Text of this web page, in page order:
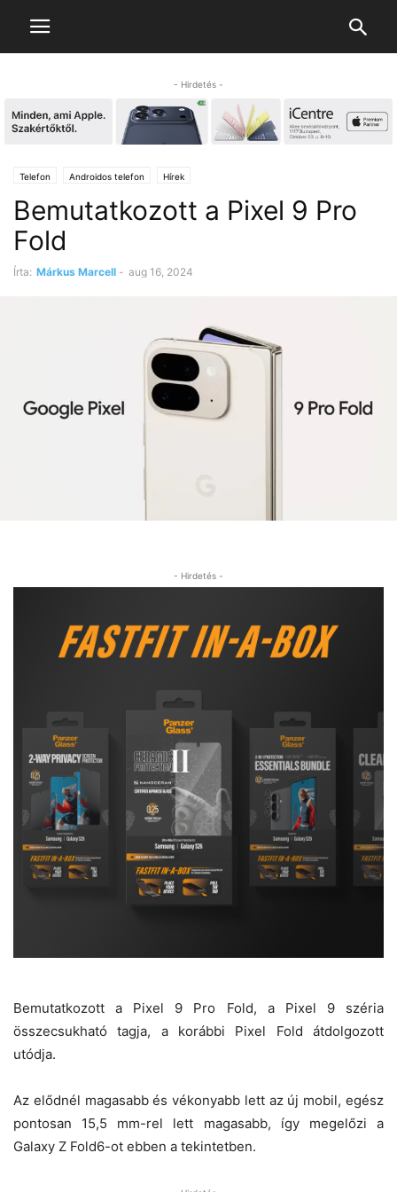
- Hirdetés -
Telefon Androidos telefon Hírek
Bemutatkozott a Pixel 9 Pro
Fold
Írta: Márkus Marcell - aug 16, 2024
- Hirdetés -
Bemutatkozott a Pixel 9 Pro Fold, a Pixel 9 széria
összecsukható tagja, a korábbi Pixel Fold átdolgozott
utódja.
Az elődnél magasabb és vékonyabb lett az új mobil, egész
pontosan 15,5 mm-rel lett magasabb, így megelőzi a
Galaxy Z Fold6-ot ebben a tekintetben.